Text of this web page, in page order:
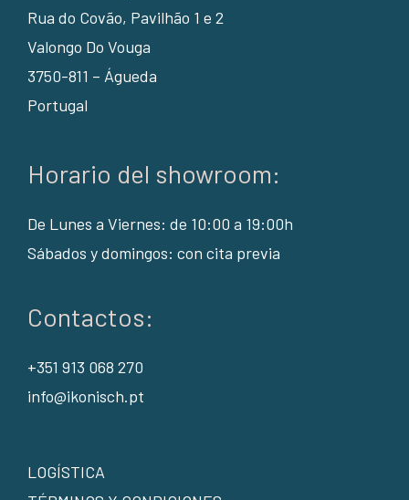
Rua do Covão, Pavilhão 1 e 2
Valongo Do Vouga
3750-811 – Águeda
Portugal
Horario del showroom:
De Lunes a Viernes: de 10:00 a 19:00h
Sábados y domingos: con cita previa
Contactos:
+351 913 068 270
info@ikonisch.pt
LOGÍSTICA